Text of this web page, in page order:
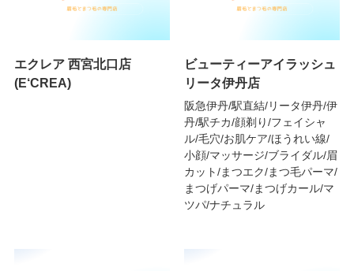
エクレア 西宮北口店
(E‘CREA)
ビューティーアイラッシュ
リータ伊丹店
阪急伊丹/駅直結/リータ伊丹/伊
丹/駅チカ/顔剃り/フェイシャ
ル/毛穴/お肌ケア/ほうれい線/
小顔/マッサージ/ブライダル/眉
カット/まつエク/まつ毛パーマ/
まつげパーマ/まつげカール/マ
ツパ/ナチュラル